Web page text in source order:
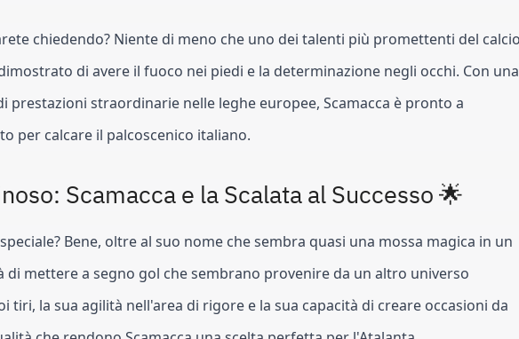
chiedendo? Niente di meno che uno dei talenti più promettenti del
di avere il fuoco nei piedi e la determinazione negli occhi. Con una
prestazioni straordinarie nelle leghe europee, Scamacca è pronto a
per calcare il palcoscenico italiano.
Scamacca e la Scalata al Successo 🌟
Bene, oltre al suo nome che sembra quasi una mossa magica in un
di mettere a segno gol che sembrano provenire da un altro universo
tiri, la sua agilità nell'area di rigore e la sua capacità di creare occasioni da